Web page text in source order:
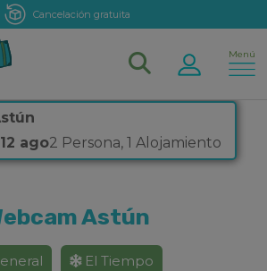
Cancelación gratuita
Menú
12 ago2 Persona, 1 Alojamiento
Astún
El Tiempo